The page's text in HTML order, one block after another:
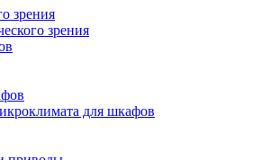
зрения
зрения
для шкафов